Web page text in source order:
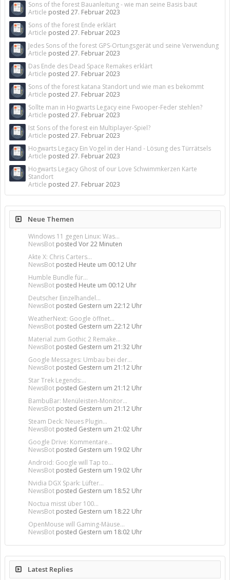
Sons of the forest Bauanleitung - wie man seine Basis baut
Article posted 27. Februar 2023
Sons of the forest Ende erklärt
Article posted 27. Februar 2023
Jedes Sons of the forest GPS-Ortungsgerät und seine Verwendung
Article posted 27. Februar 2023
Das Ende des Dead Space Remakes erklärt
Article posted 27. Februar 2023
Sons of the forest katana Standort und wie man es bekommt
Article posted 27. Februar 2023
Sollte man in Hogwarts Legacy eine Fwooper-Feder stehlen?
Article posted 27. Februar 2023
Ist Sons of the forest ein Multiplayer-Spiel?
Article posted 27. Februar 2023
Hogwarts Legacy Ein Vogel in der Hand - Lösung des Türrätsels
Article posted 27. Februar 2023
Hogwarts Legacy Ghost of our Love Schwimmkerzen Karte
Standort
Article posted 27. Februar 2023
Neue Themen
Windows 11 gegen Linux: Was...
NewsBot posted Vor 22 Minuten
Akte X: Chris Carters...
NewsBot posted Heute um 00:12 Uhr
Humble Bundle für...
NewsBot posted Heute um 00:12 Uhr
Deutscher Einzelhandel...
NewsBot posted Gestern um 22:12 Uhr
WeatherNext: Google öffnet...
NewsBot posted Gestern um 22:12 Uhr
Material zum Gothic 2 Remake...
NewsBot posted Gestern um 21:32 Uhr
Google Messages: Umbau bei der...
NewsBot posted Gestern um 21:12 Uhr
Star Trek Legends:...
NewsBot posted Gestern um 21:12 Uhr
BambuBar: Menüleisten-Monitor...
NewsBot posted Gestern um 21:12 Uhr
Steam Deck: Neues Plugin...
NewsBot posted Gestern um 21:02 Uhr
Google Drive: Kommentare...
NewsBot posted Gestern um 19:02 Uhr
Android: Google will Tap to...
NewsBot posted Gestern um 19:02 Uhr
Nvidia DGX Spark: Lüfter...
NewsBot posted Gestern um 18:52 Uhr
Noctua misst über 100...
NewsBot posted Gestern um 18:22 Uhr
OpenMouse will Gaming-Mäuse...
NewsBot posted Gestern um 18:02 Uhr
Latest Replies